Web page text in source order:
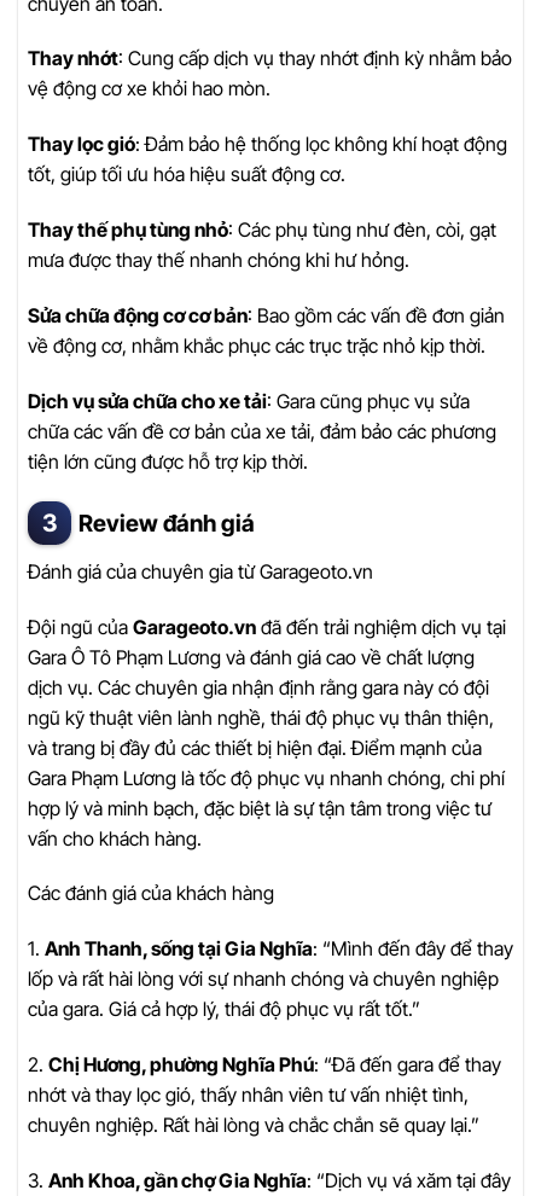
Thay nhớt: Cung cấp dịch vụ thay nhớt định kỳ nhằm bảo
vệ động cơ xe khỏi hao mòn.
Thay lọc gió: Đảm bảo hệ thống lọc không khí hoạt động
tốt, giúp tối ưu hóa hiệu suất động cơ.
Thay thế phụ tùng nhỏ: Các phụ tùng như đèn, còi, gạt
mưa được thay thế nhanh chóng khi hư hỏng.
Sửa chữa động cơ cơ bản: Bao gồm các vấn đề đơn giản
về động cơ, nhằm khắc phục các trục trặc nhỏ kịp thời.
Dịch vụ sửa chữa cho xe tải: Gara cũng phục vụ sửa
chữa các vấn đề cơ bản của xe tải, đảm bảo các phương
tiện lớn cũng được hỗ trợ kịp thời.
Review đánh giá
Đánh giá của chuyên gia từ Garageoto.vn
Đội ngũ của Garageoto.vn đã đến trải nghiệm dịch vụ tại
Gara Ô Tô Phạm Lương và đánh giá cao về chất lượng
dịch vụ. Các chuyên gia nhận định rằng gara này có đội
ngũ kỹ thuật viên lành nghề, thái độ phục vụ thân thiện,
và trang bị đầy đủ các thiết bị hiện đại. Điểm mạnh của
Gara Phạm Lương là tốc độ phục vụ nhanh chóng, chi phí
hợp lý và minh bạch, đặc biệt là sự tận tâm trong việc tư
vấn cho khách hàng.
Các đánh giá của khách hàng
1. Anh Thanh, sống tại Gia Nghĩa: “Mình đến đây để thay
lốp và rất hài lòng với sự nhanh chóng và chuyên nghiệp
của gara. Giá cả hợp lý, thái độ phục vụ rất tốt.”
2. Chị Hương, phường Nghĩa Phú: “Đã đến gara để thay
nhớt và thay lọc gió, thấy nhân viên tư vấn nhiệt tình,
chuyên nghiệp. Rất hài lòng và chắc chắn sẽ quay lại.”
3. Anh Khoa, gần chợ Gia Nghĩa: “Dịch vụ vá xăm tại đây